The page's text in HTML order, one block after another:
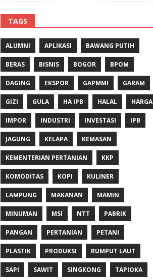
TAGS
ALUMNI APLIKASI BAWANG PUTIH
BERAS BISNIS BOGOR BPOM
DAGING EKSPOR GAPMMI GARAM
GIZI GULA HA IPB HALAL HARGA
IMPOR INDUSTRI INVESTASI IPB
JAGUNG KELAPA KEMASAN
KEMENTERIAN PERTANIAN KKP
KOMODITAS KOPI KULINER
LAMPUNG MAKANAN MAMIN
MINUMAN MSI NTT PABRIK
PANGAN PERTANIAN PETANI
PLASTIK PRODUKSI RUMPUT LAUT
SAPI SAWIT SINGKONG TAPIOKA